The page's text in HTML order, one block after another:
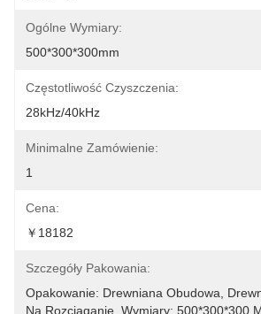
Ogólne Wymiary:
500*300*300mm
Częstotliwość Czyszczenia:
28kHz/40kHz
Minimalne Zamówienie:
1
Cena:
￥18182
Szczegóły Pakowania:
Opakowanie: Drewniana Obudowa,
Na Rozciąganie. Wymiary: 500*300*300